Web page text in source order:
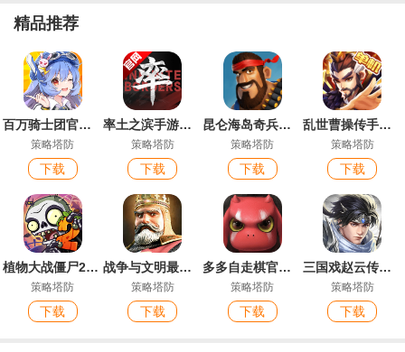
精品推荐
百万骑士团官方版本手游
策略塔防
下载
率土之滨手游最新版
策略塔防
下载
昆仑海岛奇兵最新版本
策略塔防
下载
乱世曹操传手游最新版
策略塔防
下载
植物大战僵尸2最新版
策略塔防
下载
战争与文明最新版本
策略塔防
下载
多多自走棋官方服
策略塔防
下载
三国戏赵云传游戏最新版
策略塔防
下载